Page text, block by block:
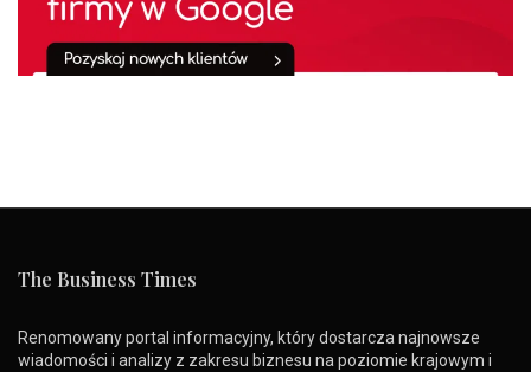
The Business Times
Renomowany portal informacyjny, który dostarcza najnowsze
wiadomości i analizy z zakresu biznesu na poziomie krajowym i